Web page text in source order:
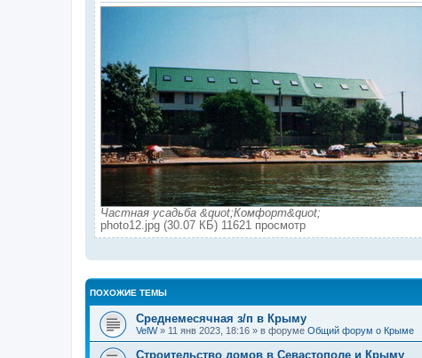
Частная усадьба &quot;Комфорт&quot;
photo12.jpg (30.07 КБ) 11621 просмотр
ПОХОЖИЕ ТЕМЫ
Среднемесячная з/п в Крыму
VelW» 11 янв 2023, 18:16 » в форуме Общий форум о Крыме
Строительство домов в Севастополе и Крыму